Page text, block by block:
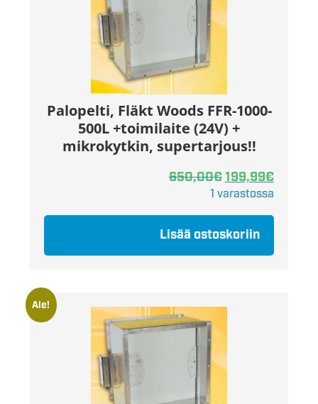
Palopelti, Fläkt Woods FFR-1000-
500L +toimilaite (24V) +
mikrokytkin, supertarjous!!
650,00€199,99€
1 varastossa
Lisää ostoskoriin
Ale!